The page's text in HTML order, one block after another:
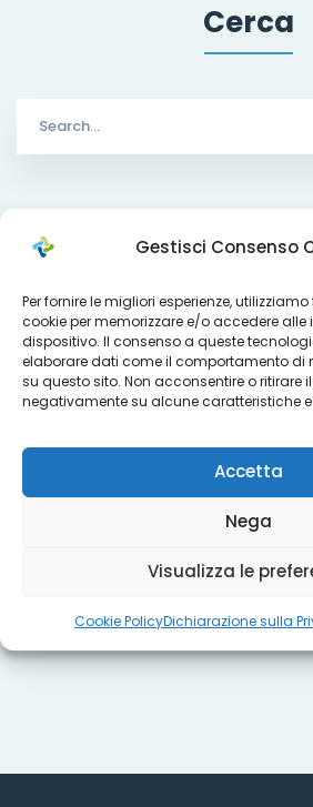
Gestisci Consenso
Per fornire le migliori esperienze,
cookie per memorizzare e/o accedere alle
dispositivo. Il consenso a queste
elaborare dati come il comportamento di
su questo sito. Non acconsentire o ritirare
negativamente su alcune caratteristiche e
Accetta
Nega
Visualizza le
Cookie PolicyDichiarazione sulla
Cerca
for:
Che cosa
Servizi
Titoli sociali